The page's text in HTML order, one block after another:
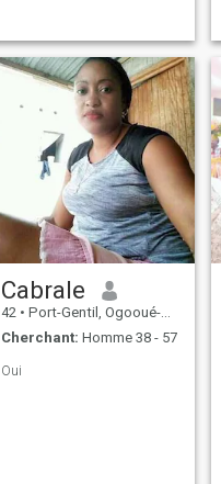
Cabrale
42 • Port-Gentil, Ogooué-Maritime, Gabon
Cherchant: Homme 38 - 57
Oui